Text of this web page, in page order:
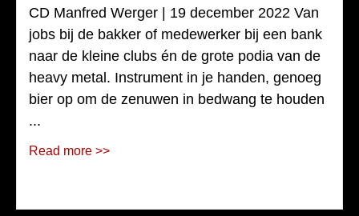
CD Manfred Werger | 19 december 2022 Van
jobs bij de bakker of medewerker bij een bank
naar de kleine clubs én de grote podia van de
heavy metal. Instrument in je handen, genoeg
bier op om de zenuwen in bedwang te houden
...
Read more >>